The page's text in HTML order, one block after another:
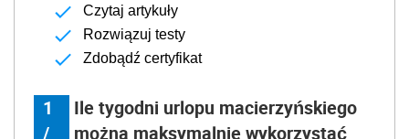
Czytaj artykuły
Rozwiązuj testy
Zdobądź certyfikat
1
/
Ile tygodni urlopu macierzyńskiego
można maksymalnie wykorzystać